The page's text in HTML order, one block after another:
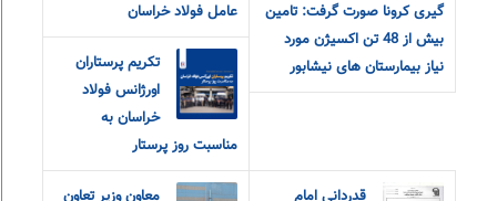
گیری کرونا صورت گرفت: تامین
بیش از 48 تن اکسیژن مورد
نیاز بیمارستان های نیشابور
عامل فولاد خراسان
تکریم پرستاران
اورژانس فولاد
خراسان به
مناسبت روز پرستار